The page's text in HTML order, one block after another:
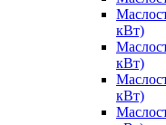
кВт)
кВт)
кВт)